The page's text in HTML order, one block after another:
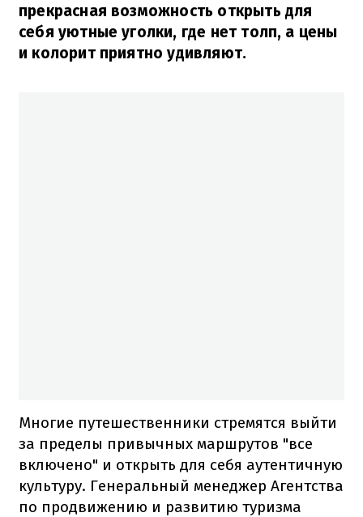
прекрасная возможность открыть для
себя уютные уголки, где нет толп, а цены
и колорит приятно удивляют.
Многие путешественники стремятся выйти
за пределы привычных маршрутов "все
включено" и открыть для себя аутентичную
культуру. Генеральный менеджер Агентства
по продвижению и развитию туризма